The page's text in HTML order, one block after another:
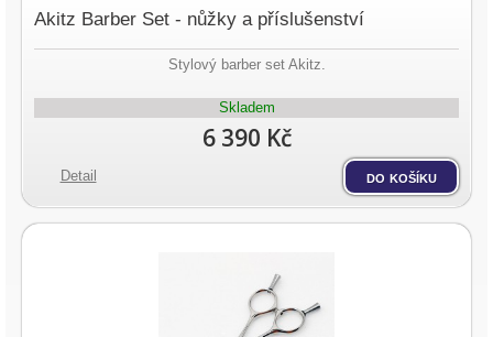
Akitz Barber Set - nůžky a příslušenství
Stylový barber set Akitz.
Skladem
6 390 Kč
Detail do košíku